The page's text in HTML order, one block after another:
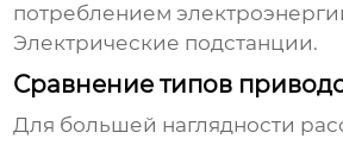
потреблением
Электрические подстанции.
Сравнение типов
Для большей наглядности